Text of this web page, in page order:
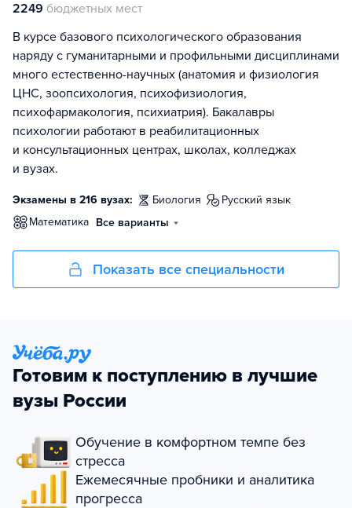
2249 бюджетных мест
В курсе базового психологического образования
наряду с гуманитарными и профильными дисциплинами
много естественно-научных (анатомия и физиология
ЦНС, зоопсихология, психофизиология,
психофармакология, психиатрия). Бакалавры
психологии работают в реабилитационных
и консультационных центрах, школах, колледжах
и вузах.
Экзамены в 216 вузах: биология
русский язык
математика Все варианты
Показать все специальности
Готовим к поступлению в лучшие
вузы России
Обучение в комфортном темпе без
стресса
Ежемесячные пробники и аналитика
прогресса